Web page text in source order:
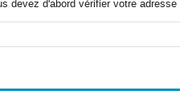
devez d'abord vérifier votre